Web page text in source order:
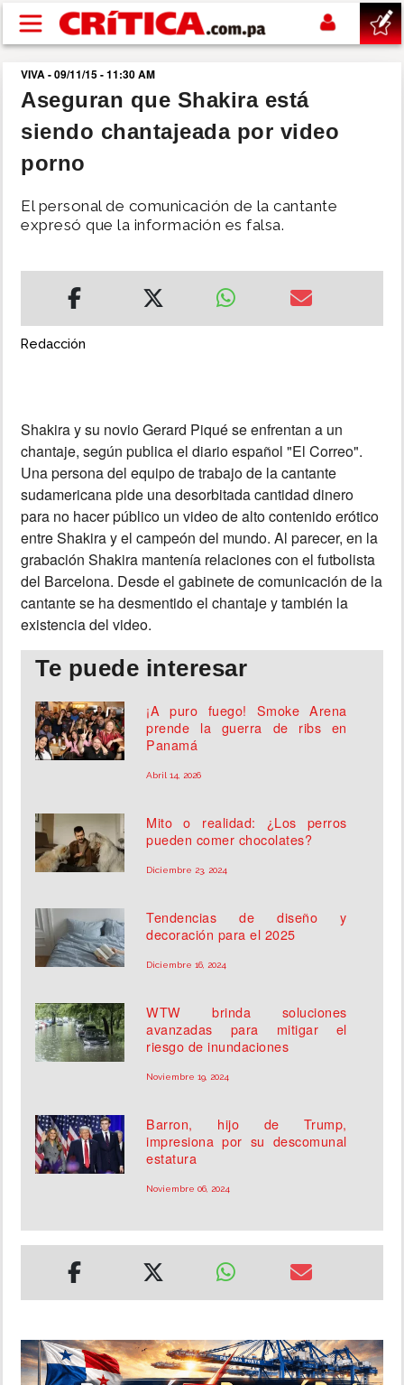
Pasar al contenido principal
buscar
SUCESOS
POLÍTICA
INSÓLITAS
MULTIMEDIA
IMPRESO
VIVA - 09/11/15 - 11:30 AM
Aseguran que Shakira está
siendo chantajeada por video
porno
El personal de comunicación de la cantante
expresó que la información es falsa.
Redacción
Shakira y su novio Gerard Piqué se enfrentan a un
chantaje, según publica el diario español "El Correo".
Una persona del equipo de trabajo de la cantante
sudamericana pide una desorbitada cantidad dinero
para no hacer público un video de alto contenido erótico
entre Shakira y el campeón del mundo. Al parecer, en la
grabación Shakira mantenía relaciones con el futbolista
del Barcelona. Desde el gabinete de comunicación de la
cantante se ha desmentido el chantaje y también la
existencia del video.
Te puede interesar
¡A puro fuego! Smoke Arena
prende la guerra de ribs en
Panamá
Abril 14, 2026
Mito o realidad: ¿Los perros
pueden comer chocolates?
Diciembre 23, 2024
Tendencias de diseño y
decoración para el 2025
Diciembre 16, 2024
WTW brinda soluciones
avanzadas para mitigar el
riesgo de inundaciones
Noviembre 19, 2024
Barron, hijo de Trump,
impresiona por su descomunal
estatura
Noviembre 06, 2024